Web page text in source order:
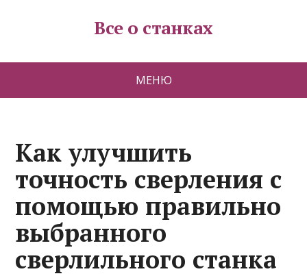
Все о станках
МЕНЮ
Как улучшить
точность сверления с
помощью правильно
выбранного
сверлильного станка